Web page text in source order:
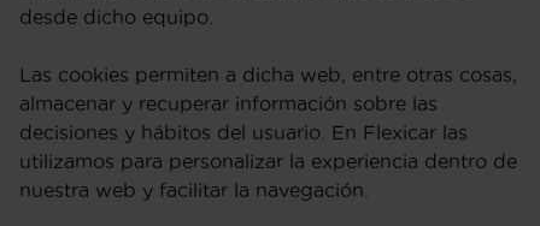
desde dicho equipo.
Las cookies permiten a dicha web, entre otras cosas,
almacenar y recuperar información sobre las
decisiones y hábitos del usuario. En Flexicar las
utilizamos para personalizar la experiencia dentro de
nuestra web y facilitar la navegación.